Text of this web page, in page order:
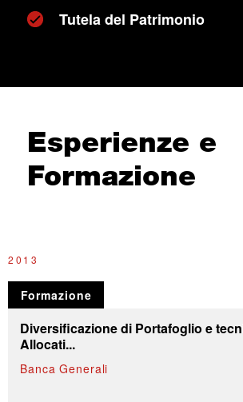
Tutela del Patrimonio
Esperienze e
Formazione
2013
Formazione
Diversificazione di Portafoglio e
Allocati...
Banca Generali